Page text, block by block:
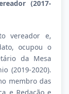
(2017-
vereador e,
ocupou o
da Mesa
(2019-2020).
membro das